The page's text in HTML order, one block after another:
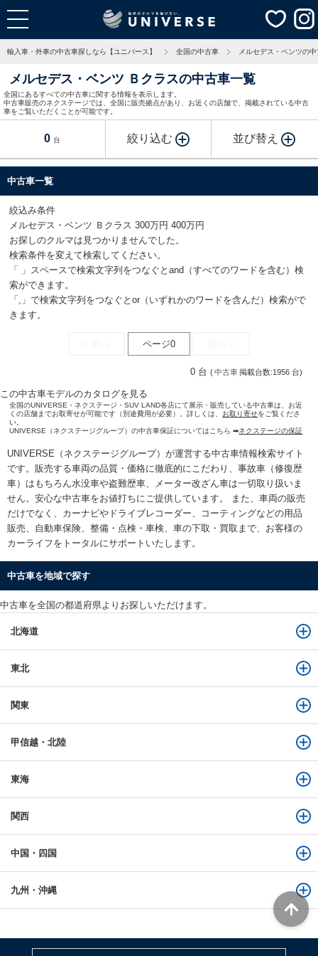
輸入車・外車の中古車探しなら【ユニバース】 全国の中古車 メルセデス・ベンツの
メルセデス・ベンツ Ｂクラスの中古車一覧
全国にあるすべての中古車に関する情報を表示します。
中古車販売のネクステージでは、全国に販売拠点があり、お近くの店舗で、掲載されている中古
車をご覧いただくことが可能です。
0 台 絞り込む 並び替え
中古車一覧
絞込み条件
メルセデス・ベンツ Ｂクラス 300万円 400万円
お探しのクルマは見つかりませんでした。
検索条件を変えて検索してください。
「 」スペースで検索文字列をつなぐとand（すべてのワードを含む）検
索ができます。
「,」で検索文字列をつなぐとor（いずれかのワードを含んだ）検索がで
きます。
ページ0
0 台 (中古車掲載台数:1956 台)
この中古車モデルのカタログを見る
全国のUNIVERSE・ネクステージ・SUV LAND各店にて展示・販売している中古車は、お近
くの店舗までお取寄せが可能です（別途費用が必要）。詳しくは、 お取り寄せをご覧くださ
い。
UNIVERSE（ネクステージグループ）の中古車保証についてはこちら ➡ネクステージの保証
UNIVERSE（ネクステージグループ）が運営する中古車情報検索サイト
です。販売する車両の品質・価格に徹底的にこだわり、事故車（修復歴
車）はもちろん水没車や盗難歴車、メーター改ざん車は一切取り扱いま
せん。安心な中古車をお値打ちにご提供しています。 また、車両の販売
だけでなく、カーナビやドライブレコーダー、コーティングなどの用品
販売、自動車保険、整備・点検・車検、車の下取・買取まで、お客様の
カーライフをトータルにサポートいたします。
中古車を地域で探す
中古車を全国の都道府県よりお探しいただけます。
北海道
東北
関東
甲信越・北陸
東海
関西
中国・四国
九州・沖縄